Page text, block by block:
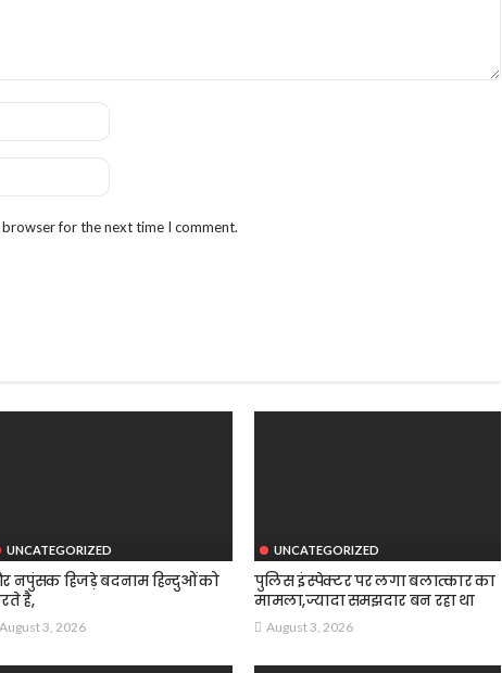
for the next time I comment.
UNCATEGORIZED
नपुंसक हिजड़े बदनाम हिन्दुओं को
है,
August 3, 2026
UNCATEGORIZED
पुलिस इंस्पेक्टर पर लगा बलात्कार का
मामला,ज्यादा समझदार बन रहा था
August 3, 2026